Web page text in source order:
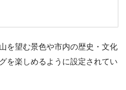
を望む景色や市内の歴史・文化
を楽しめるように設定されてい